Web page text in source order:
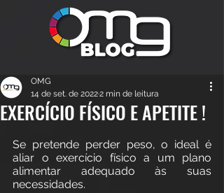
EXERCÍCIO FÍSICO E APETITE !
OMG
14 de set. de 20222 min de leitura
Se pretende perder peso, o ideal é
aliar o exercício físico a um plano
alimentar adequado às suas
necessidades.